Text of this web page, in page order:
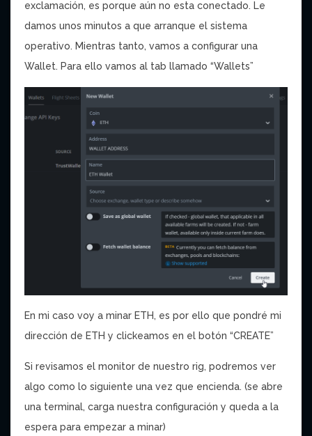
exclamación, es porque aún no esta conectado. Le
damos unos minutos a que arranque el sistema
operativo. Mientras tanto, vamos a configurar una
Wallet. Para ello vamos al tab llamado “Wallets”
En mi caso voy a minar ETH, es por ello que pondré mi
dirección de ETH y clickeamos en el botón “CREATE”
Si revisamos el monitor de nuestro rig, podremos ver
algo como lo siguiente una vez que encienda. (se abre
una terminal, carga nuestra configuración y queda a la
espera para empezar a minar)